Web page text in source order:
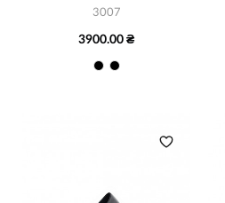
3007
3900.00 ₴